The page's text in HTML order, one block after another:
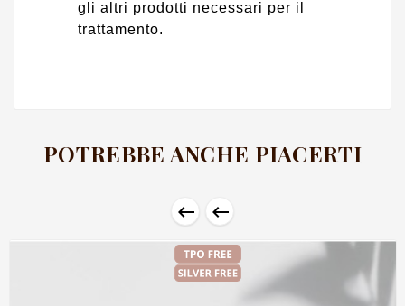
gli altri prodotti necessari per il
trattamento.
POTREBBE ANCHE PIACERTI
 